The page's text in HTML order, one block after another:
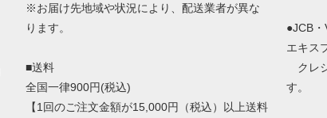
※お届け先地域や状況により、配送業者が異な
ります。
■送料
全国一律900円(税込)
【1回のご注文金額が15,000円（税込）以上送料
●JCB
エキス
クレ
す。